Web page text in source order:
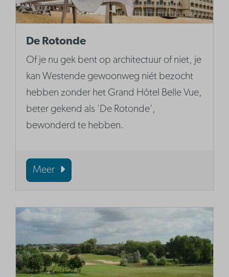
De Rotonde
Of je nu gek bent op architectuur of niet, je
kan Westende gewoonweg niét bezocht
hebben zonder het Grand Hôtel Belle Vue,
beter gekend als 'De Rotonde',
bewonderd te hebben.
Meer